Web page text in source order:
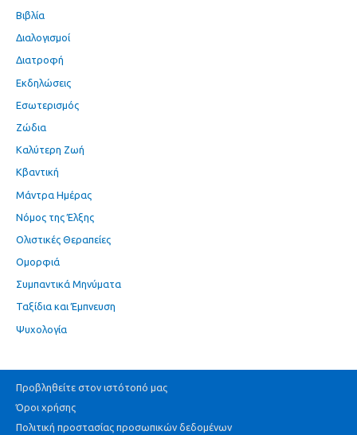
Βιβλία
Διαλογισμοί
Διατροφή
Εκδηλώσεις
Εσωτερισμός
Ζώδια
Καλύτερη Ζωή
Κβαντική
Μάντρα Ημέρας
Νόμος της Έλξης
Ολιστικές Θεραπείες
Ομορφιά
Συμπαντικά Μηνύματα
Ταξίδια και Έμπνευση
Ψυχολογία
Προβληθείτε στον ιστότοπό μας
Όροι χρήσης
Πολιτική προστασίας προσωπικών δεδομένων